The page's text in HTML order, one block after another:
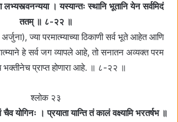
लभ्यस्त्वनन्यया । यस्यान्तः स्थानि भूतानि येन सर्वमिदं
ततम्‌ ॥ ८-२२ ॥
अर्जुना), ज्या परमात्म्याच्या ठिकाणी सर्व भूते आहेत आणि
हे सर्व जग व्यापले आहे, तो सनातन अव्यक्त परम
प्राप्त होणारा आहे. ॥ ८-२२ ॥
श्लोक २३
चैव योगिनः । प्रयाता यान्ति तं कालं वक्ष्यामि भरतर्षभ ॥